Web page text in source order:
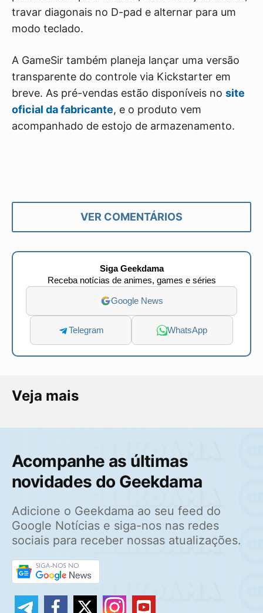
travar diagonais no D-pad e alternar para um
modo teclado.
A GameSir também planeja lançar uma versão
transparente do controle via Kickstarter em
breve. As pré-vendas estão disponíveis no site
oficial da fabricante, e o produto vem
acompanhado de estojo de armazenamento.
VER COMENTÁRIOS
Siga Geekdama
Receba notícias de animes, games e séries
Google News
Telegram WhatsApp
Veja mais
Acompanhe as últimas
novidades do Geekdama
Adicione o Geekdama ao seu feed do
Google Notícias e siga-nos nas redes
sociais para receber nossas atualizações.